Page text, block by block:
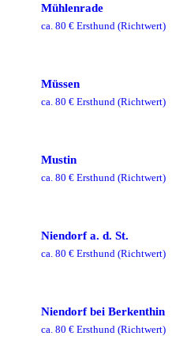
Mühlenrade
ca. 80 € Ersthund (Richtwert)
Müssen
ca. 80 € Ersthund (Richtwert)
Mustin
ca. 80 € Ersthund (Richtwert)
Niendorf a. d. St.
ca. 80 € Ersthund (Richtwert)
Niendorf bei Berkenthin
ca. 80 € Ersthund (Richtwert)